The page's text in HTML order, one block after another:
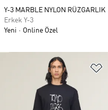
Y-3 MARBLE NYLON RÜZGARLIK
Erkek Y-3
Yeni
Online Özel